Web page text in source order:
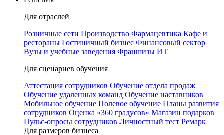
Для отраслей
Розничные сети Производство Фармацевтика Кафе и
рестораны Гостиничный бизнес Финансовый сектор
Вузы и учебные заведения Франшизы ИТ
Для сценариев обучения
Аттестация сотрудников Обучение отдела продаж
Обучение удаленных команд Обучение наставников
Мобильное обучение Полевое обучение Планы развития
сотрудников Оценка «360 градусов» Магазин подарков
Пульс-опросы сотрудников Личностный тест Ремарк
Для размеров бизнеса